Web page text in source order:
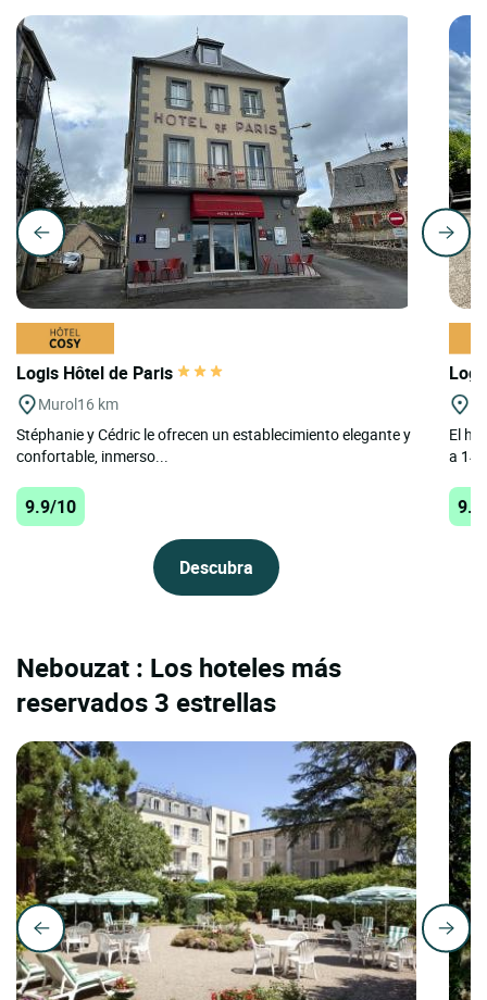
Logis Hôtel de Paris
Murol16 km
Stéphanie y Cédric le ofrecen un establecimiento elegante y
confortable, inmerso...
9.9/10
Descubra
El
a 14
Nebouzat : Los hoteles más
reservados 3 estrellas